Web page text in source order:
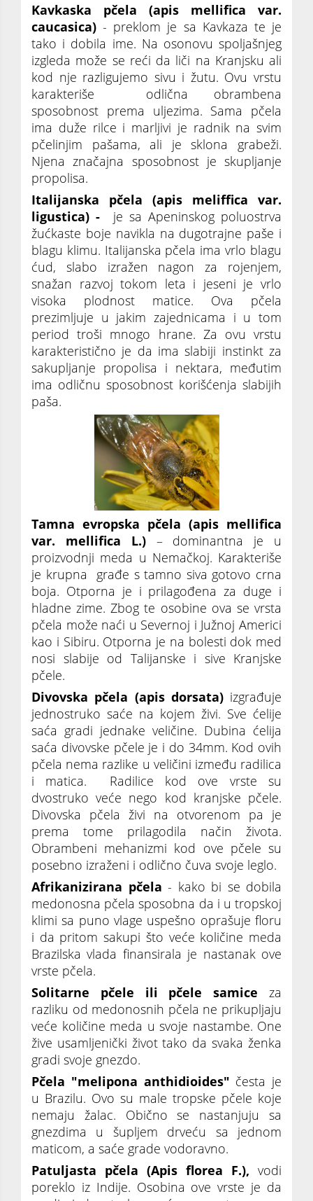
Kavkaska pčela (apis mellifica var.
caucasica) - preklom je sa Kavkaza te je
tako i dobila ime. Na osonovu spoljašnjeg
izgleda može se reći da liči na Kranjsku ali
kod nje razligujemo sivu i žutu. Ovu vrstu
karakteriše odlična obrambena
sposobnost prema uljezima. Sama pčela
ima duže rilce i marljivi je radnik na svim
pčelinjim pašama, ali je sklona grabeži.
Njena značajna sposobnost je skupljanje
propolisa.
Italijanska pčela (apis meliffica var.
ligustica) -
je sa Apeninskog poluostrva
žućkaste boje navikla na dugotrajne paše i
blagu klimu. Italijanska pčela ima vrlo blagu
ćud, slabo izražen nagon za rojenjem,
snažan razvoj tokom leta i jeseni je vrlo
visoka plodnost matice. Ova pčela
prezimljuje u jakim zajednicama i u tom
period troši mnogo hrane. Za ovu vrstu
karakteristično je da ima slabiji instinkt za
sakupljanje propolisa i nektara, međutim
ima odličnu sposobnost korišćenja slabijih
paša.
Tamna evropska pčela (apis mellifica
var. mellifica L.)– dominantna je u
proizvodnji meda u Nemačkoj. Karakteriše
je krupna građe s tamno siva gotovo crna
boja. Otporna je i prilagođena za duge i
hladne zime. Zbog te osobine ova se vrsta
pčela može naći u Severnoj i Južnoj Americi
kao i Sibiru. Otporna je na bolesti dok med
nosi slabije od Talijanske i sive Kranjske
pčele.
Divovska pčela (apis dorsata)izgrađuje
jednostruko saće na kojem živi. Sve ćelije
saća gradi jednake veličine. Dubina ćelija
saća divovske pčele je i do 34mm. Kod ovih
pčela nema razlike u veličini između radilica
i matica. Radilice kod ove vrste su
dvostruko veće nego kod kranjske pčele.
Divovska pčela živi na otvorenom pa je
prema tome prilagodila način života.
Obrambeni mehanizmi kod ove pčele su
posebno izraženi i odlično čuva svoje leglo.
Afrikanizirana pčela - kako bi se dobila
medonosna pčela sposobna da i u tropskoj
klimi sa puno vlage uspešno oprašuje floru
i da pritom sakupi što veće količine meda
Brazilska vlada finansirala je nastanak ove
vrste pčela.
Solitarne pčele ili pčele samice za
razliku od medonosnih pčela ne prikupljaju
veće količine meda u svoje nastambe. One
žive usamljenički život tako da svaka ženka
gradi svoje gnezdo.
Pčela "melipona anthidioides" česta je
u Brazilu. Ovo su male tropske pčele koje
nemaju žalac. Obično se nastanjuju sa
gnezdima u šupljem drveću sa jednom
maticom, a saće grade vodoravno.
Patuljasta pčela (Apis florea F.), vodi
poreklo iz Indije. Osobina ove vrste je da